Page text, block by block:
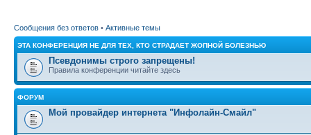
Сообщения без ответов • Активные темы
ЭТА КОНФЕРЕНЦИЯ НЕ ДЛЯ ТЕХ, КТО СТРАДАЕТ ЖОПНОЙ БОЛЕЗНЬЮ
Псевдонимы строго запрещены!
Правила конференции читайте здесь
ФОРУМ
Мой провайдер интернета "Инфолайн-Смайл"